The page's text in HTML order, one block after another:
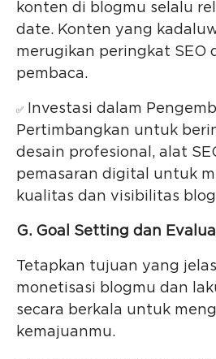
konten di blogmu selalu
date. Konten yang
merugikan peringkat SEO
pembaca.
✅
Investasi dalam
Pertimbangkan untuk
desain profesional, alat
pemasaran digital untuk
kualitas dan visibilitas
G. Goal Setting dan
Tetapkan tujuan yang
monetisasi blogmu dan
secara berkala untuk
kemajuanmu.